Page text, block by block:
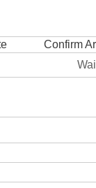
Confirm